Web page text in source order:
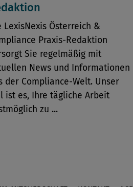
LexisNexis Österreich &
Praxis-Redaktion
Sie regelmäßig mit
News und Informationen
der Compliance-Welt. Unser
ist es, Ihre tägliche Arbeit
zu ...